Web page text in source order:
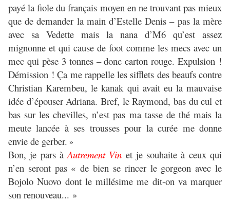
payé la fiole du français moyen en ne trouvant pas mieux
que de demander la main d’Estelle Denis – pas la mère
avec sa Vedette mais la nana d’M6 qu’est assez
mignonne et qui cause de foot comme les mecs avec un
mec qui pèse 3 tonnes – donc carton rouge. Expulsion !
Démission ! Ça me rappelle les sifflets des beaufs contre
Christian Karembeu, le kanak qui avait eu la mauvaise
idée d’épouser Adriana. Bref, le Raymond, bas du cul et
bas sur les chevilles, n’est pas ma tasse de thé mais la
meute lancée à ses trousses pour la curée me donne
envie de gerber. »
Bon, je pars àAutrement Vin et je souhaite à ceux qui
n’en seront pas « de bien se rincer le gorgeon avec le
Bojolo Nuovo dont le millésime me dit-on va marquer
son renouveau... »